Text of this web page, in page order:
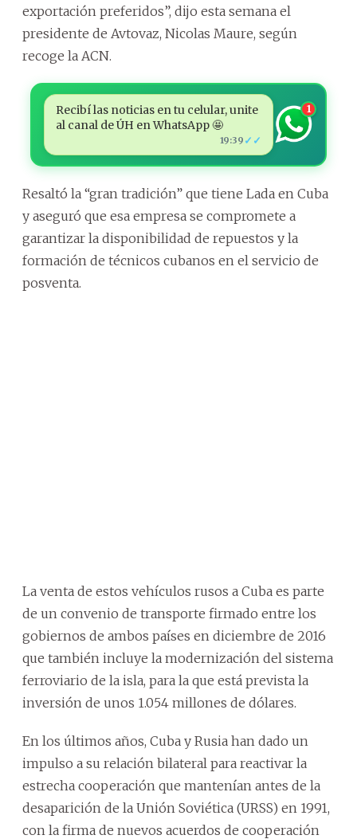
exportación preferidos”, dijo esta semana el
presidente de Avtovaz, Nicolas Maure, según
recoge la ACN.
Recibí las noticias en tu celular, unite
al canal de ÚH en WhatsApp 🤩
19:39 ✓✓
1
Resaltó la “gran tradición” que tiene Lada en Cuba
y aseguró que esa empresa se compromete a
garantizar la disponibilidad de repuestos y la
formación de técnicos cubanos en el servicio de
posventa.
La venta de estos vehículos rusos a Cuba es parte
de un convenio de transporte firmado entre los
gobiernos de ambos países en diciembre de 2016
que también incluye la modernización del sistema
ferroviario de la isla, para la que está prevista la
inversión de unos 1.054 millones de dólares.
En los últimos años, Cuba y Rusia han dado un
impulso a su relación bilateral para reactivar la
estrecha cooperación que mantenían antes de la
desaparición de la Unión Soviética (URSS) en 1991,
con la firma de nuevos acuerdos de cooperación